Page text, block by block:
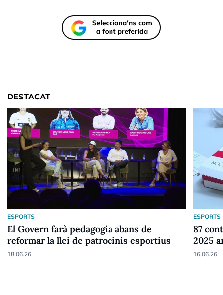
DESTACAT
ESPORTS
El Govern farà pedagogia abans de
reformar la llei de patrocinis esportius
18.06.26
ESPORTS
87
2025
16.06.26